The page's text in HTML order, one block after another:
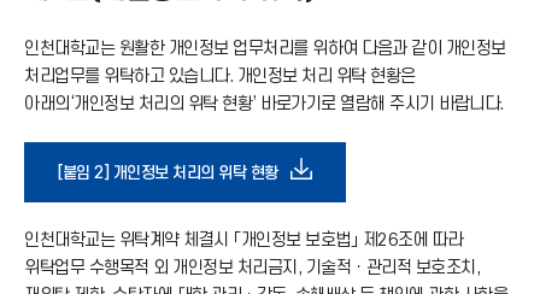
아
이
로
드
콘
인천대학교는 원활한 개인정보 업무처리를 위하여 다음과 같이 개인정보
처리업무를 위탁하고 있습니다. 개인정보 처리 위탁 현황은
아래의‘개인정보 처리의 위탁 현황’ 바로가기로 열람해 주시기 바랍니다.
[붙임 2] 개인정보 처리의 위탁 현황다
운
인천대학교는 위탁계약 체결시 「개인정보 보호법」 제26조에 따라
위탁업무 수행목적 외 개인정보 처리금지, 기술적ㆍ관리적 보호조치,